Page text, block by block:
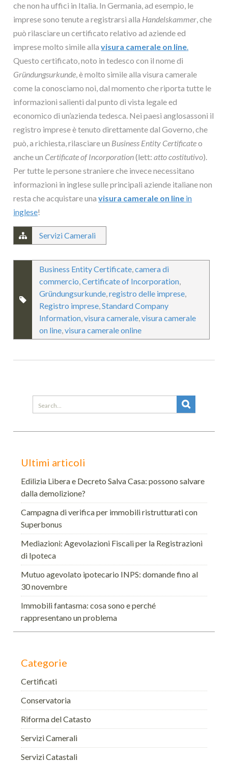
che non ha uffici in Italia. In Germania, ad esempio, le
imprese sono tenute a registrarsi alla Handelskammer, che
può rilasciare un certificato relativo ad aziende ed
imprese molto simile allavisura camerale on line.
Questo certificato, noto in tedesco con il nome di
Gründungsurkunde, è molto simile alla visura camerale
come la conosciamo noi, dal momento che riporta tutte le
informazioni salienti dal punto di vista legale ed
economico di un’azienda tedesca. Nei paesi anglosassoni il
registro imprese è tenuto direttamente dal Governo, che
può, a richiesta, rilasciare un Business Entity Certificateo
anche un Certificate of Incorporation(lett:atto costitutivo).
Per tutte le persone straniere che invece necessitano
informazioni in inglese sulle principali aziende italiane non
resta che acquistare unavisura camerale on line in
inglese!
Servizi Camerali
Business Entity Certificate,camera di
commercio,Certificate of Incorporation,
Gründungsurkunde,registro delle imprese,
Registro imprese,Standard Company
Information,visura camerale,visura camerale
on line,visura camerale online
Search
for:
Ultimi articoli
Edilizia Libera e Decreto Salva Casa: possono salvare
dalla demolizione?
Campagna di verifica per immobili ristrutturati con
Superbonus
Mediazioni: Agevolazioni Fiscali per la Registrazioni
di Ipoteca
Mutuo agevolato ipotecario INPS: domande fino al
30 novembre
Immobili fantasma: cosa sono e perché
rappresentano un problema
Categorie
Certificati
Conservatoria
Riforma del Catasto
Servizi Camerali
Servizi Catastali